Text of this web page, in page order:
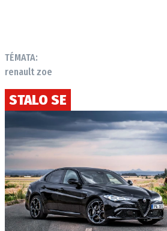
TÉMATA:
renault zoe
STALO SE